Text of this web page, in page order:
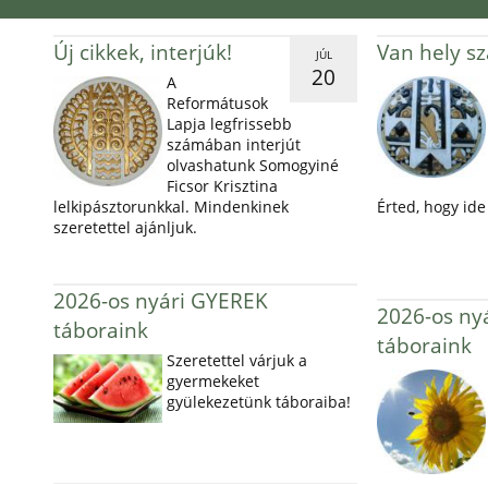
JÚL
20
Új cikkek, interjúk!
A
Reformátusok
Lapja legfrissebb
számában interjút
olvashatunk Somogyiné
Ficsor Krisztina
lelkipásztorunkkal. Mindenkinek
szeretettel ajánljuk.
Van hely
Érted, hogy
2026-os nyári GYEREK
táboraink
Szeretettel várjuk a
gyermekeket
gyülekezetünk táboraiba!
2026-os
táboraink